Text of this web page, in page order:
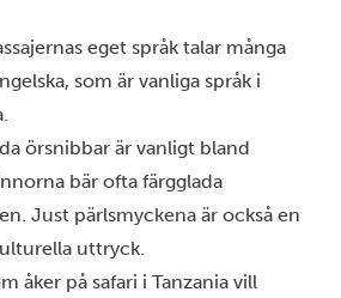
eget språk talar många
som är vanliga språk i
örsnibbar är vanligt bland
bär ofta färgglada
Just pärlsmyckena är också en
uttryck.
åker på safari i Tanzania vill